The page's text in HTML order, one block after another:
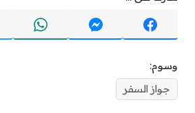
وسوم:
جواز السفر